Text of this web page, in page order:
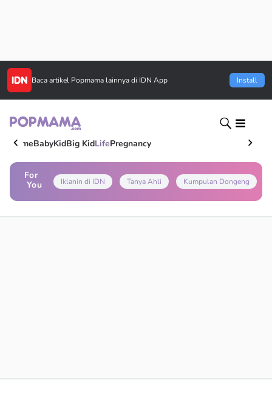
Baca artikel Popmama lainnya di IDN App Install
HomeBabyKidBig KidLifePregnancy
For
You
Iklanin di IDN Tanya Ahli Kumpulan Dongeng